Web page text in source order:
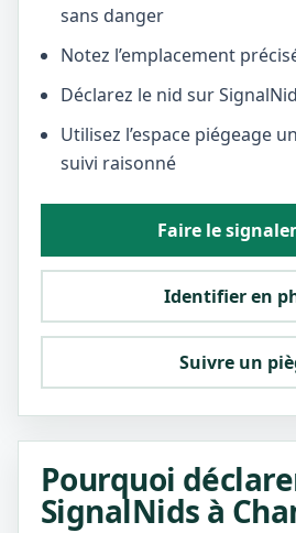
sans danger
Notez l’emplacement
Déclarez le nid sur
Utilisez l’espace piégeage
suivi raisonné
Faire le
Identifier en
Suivre un
Pourquoi
SignalNids à